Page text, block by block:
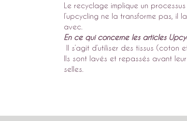
Le recyclage implique un
l’upcycling ne la transforme pas, il
avec.
En ce qui concerne les articles
Il s’agit d’utiliser des tissus (coton
Ils sont lavés et repassés avant
selles.